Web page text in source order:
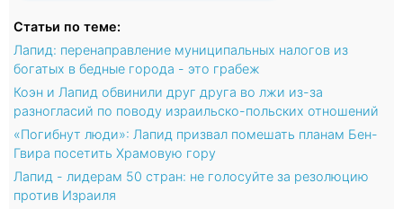
Статьи по теме:
Лапид: перенаправление муниципальных налогов из
богатых в бедные города - это грабеж
Коэн и Лапид обвинили друг друга во лжи из-за
разногласий по поводу израильско-польских отношений
«Погибнут люди»: Лапид призвал помешать планам Бен-
Гвира посетить Храмовую гору
Лапид - лидерам 50 стран: не голосуйте за резолюцию
против Израиля